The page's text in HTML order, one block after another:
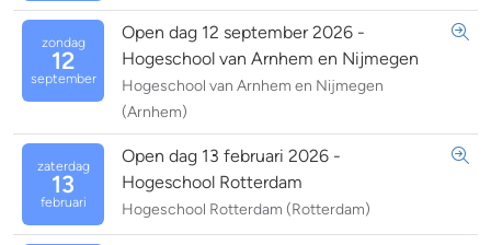
zondag
12
september
Open dag 12 september 2026 -
Hogeschool van Arnhem en Nijmegen
Hogeschool van Arnhem en Nijmegen
(Arnhem)
zaterdag
13
februari
Open dag 13 februari 2026 -
Hogeschool Rotterdam
Hogeschool Rotterdam (Rotterdam)